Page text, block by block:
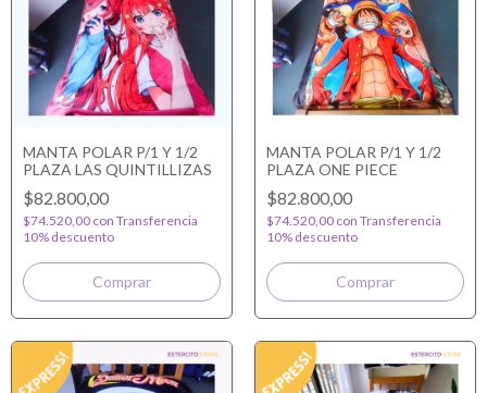
MANTA POLAR P/1 Y 1/2
PLAZA LAS QUINTILLIZAS
$82.800,00
$74.520,00 con Transferencia
10% descuento
MANTA POLAR P/1 Y 1/2
PLAZA ONE PIECE
$82.800,00
$74.520,00 con Transferencia
10% descuento